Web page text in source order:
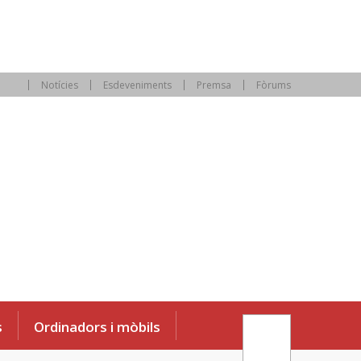
Notícies Esdeveniments Premsa Fòrums
Ordinadors i mòbils